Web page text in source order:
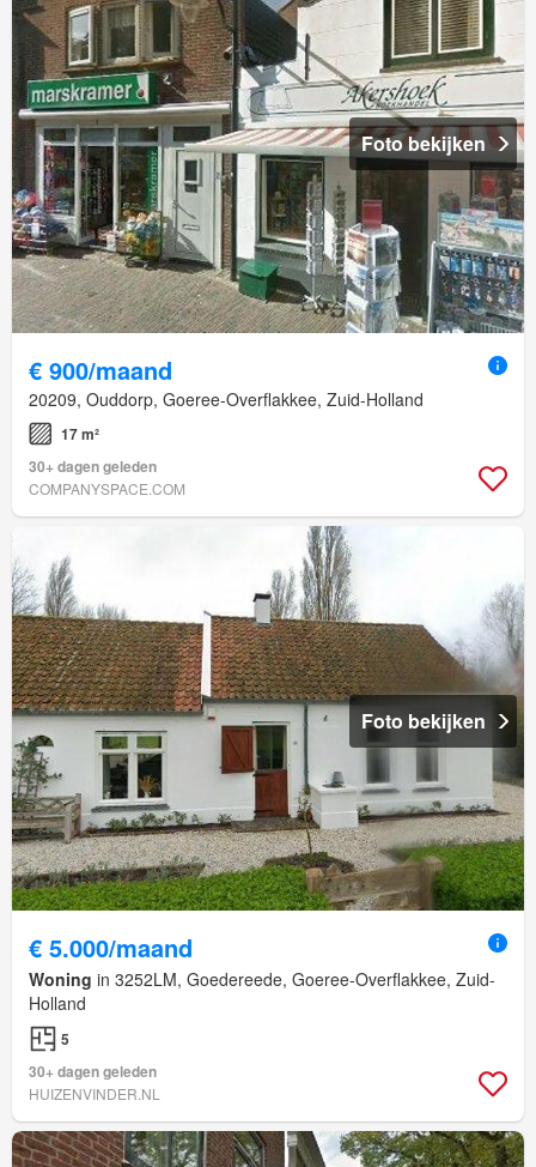
Foto bekijken
€ 900/maand
20209, Ouddorp, Goeree-Overflakkee, Zuid-Holland
17 m²
30+ dagen geleden
COMPANYSPACE.COM
Foto bekijken
€ 5.000/maand
Woning in 3252LM, Goedereede, Goeree-Overflakkee, Zuid-
Holland
5
30+ dagen geleden
HUIZENVINDER.NL